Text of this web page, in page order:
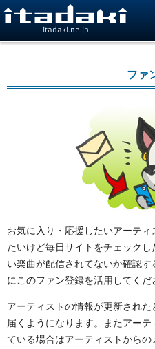
itadaki.ne.jp
ファ
お気に入り・応援したいアーテ
たいけど毎日サイトをチェック
い楽曲が配信されてないか確認
にこのファン登録を活用してくだ
アーティストの情報が更新され
届くようになります。またアー
ている場合はアーティストから